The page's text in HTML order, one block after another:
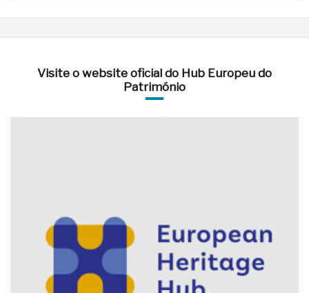
Visite o website oficial do Hub Europeu do
Património